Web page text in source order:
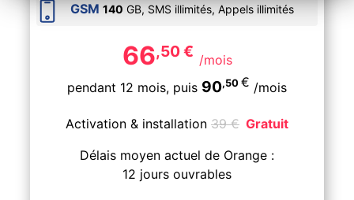
GSM 140 GB, SMS illimités, Appels illimités
66,50€ /mois
pendant 12 mois, puis 90,50 € /mois
Activation & installation 39€ Gratuit
Délais moyen actuel de Orange :
12 jours ouvrables